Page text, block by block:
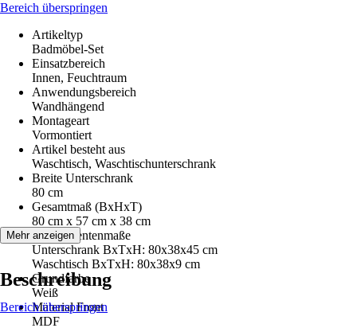
Bereich überspringen
Artikeltyp
Badmöbel-Set
Einsatzbereich
Innen, Feuchtraum
Anwendungsbereich
Wandhängend
Montageart
Vormontiert
Artikel besteht aus
Waschtisch, Waschtischunterschrank
Breite Unterschrank
80 cm
Gesamtmaß (BxHxT)
80 cm x 57 cm x 38 cm
Komponentenmaße
Unterschrank BxTxH: 80x38x45 cm
Waschtisch BxTxH: 80x38x9 cm
Grundfarbe
Weiß
Material Front
MDF
Mehr anzeigen
Beschreibung
Bereich überspringen